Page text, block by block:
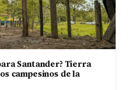
Santander? Tierra
campesinos de la